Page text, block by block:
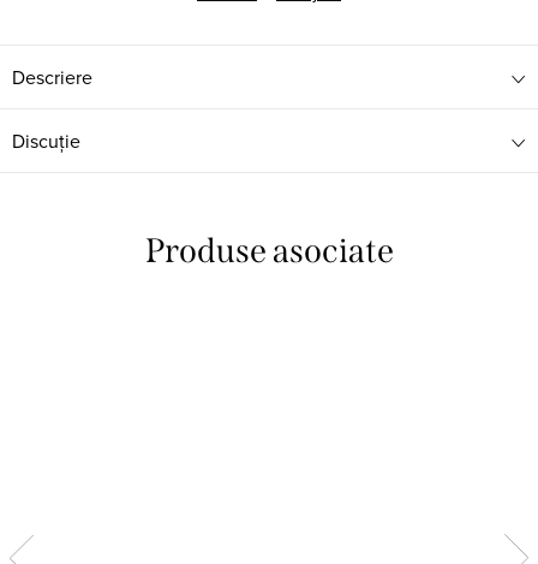
Descriere
Discuţie
Produse asociate